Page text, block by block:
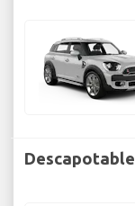
Descapotable